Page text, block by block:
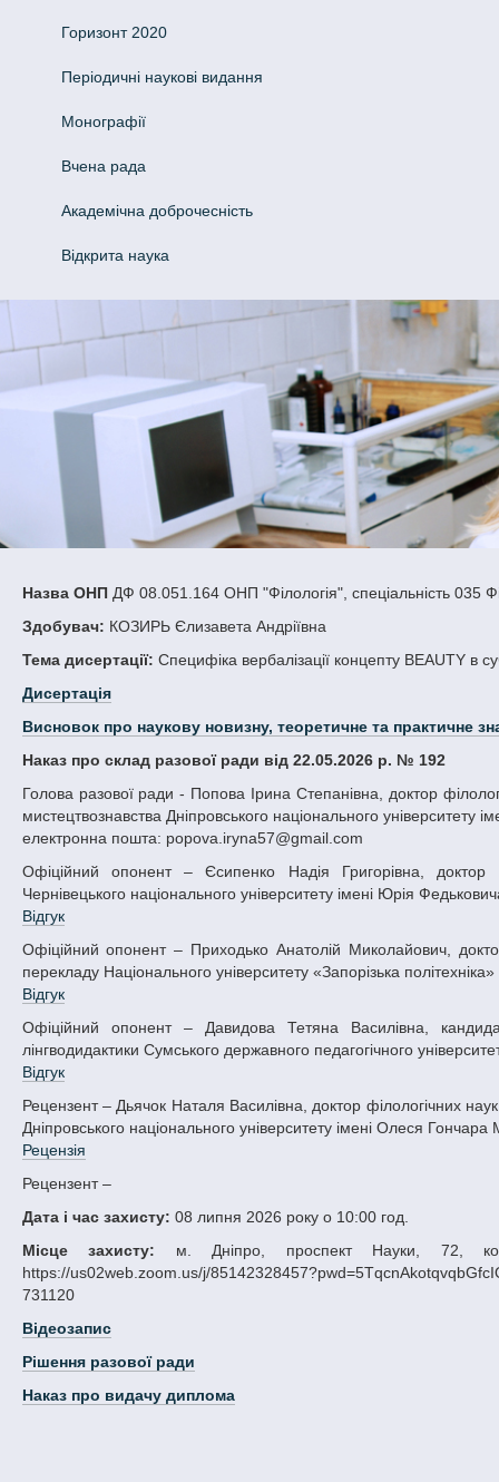
Горизонт 2020
Періодичні наукові видання
Монографії
Вчена рада
Академічна доброчесність
Відкрита наука
Назва ОНПДФ 08.051.164 ОНП "Філологія", спеціальність 035
Здобувач: КОЗИРЬ Єлизавета Андріївна
Тема дисертації: Специфіка вербалізації концепту BEAUTY в
Дисертація
Висновок про наукову новизну, теоретичне та практичне
Наказ про склад разової ради від 22.05.2026 р. № 192
Голова разової ради - Попова Ірина Степанівна, доктор філологічних наук, професор, декан факультету української й іноземної філології та
мистецтвознавства Дніпровського національного університету
електронна пошта: popova.iryna57@gmail.com
Офіційний опонент – Єсипенко Надія Григорівна, доктор філологічних наук, професор, професор кафедри англійської філології
Чернівецького національного університету імені Юрія
Відгук
Офіційний опонент – Приходько Анатолій Миколайович, доктор філологічних наук, професор, професор кафедри іноземної філології та
перекладу Національного університету «Запорізька політехніка»
Відгук
Офіційний опонент – Давидова Тетяна Василівна, кандидат філологічних наук, доцент, доцент кафедри англійської філології та
лінгводидактики Сумського державного педагогічного
Відгук
Рецензент – Дьячок Наталя Василівна, доктор філологічних наук, професор, завідувач кафедри загального мовознавства та слов’янознавства
Дніпровського національного університету імені Олеся Гончара
Рецензія
Рецензент –
Дата і час захисту: 08 липня 2026 року о 10:00 год.
Місце захисту: м. Дніпро, проспект Науки, 72,
https://us02web.zoom.us/j/
731120
Відеозапис
Рішення разової ради
Наказ про видачу диплома